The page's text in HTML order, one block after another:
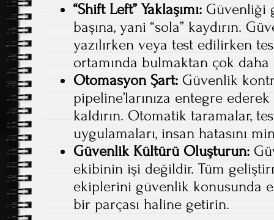
“Shift Left” Yaklaşımı: Güvenliği
başına, yani “sola” kaydırın.
yazılırken veya test edilirken
ortamında bulmaktan çok daha
Otomasyon Şart: Güvenlik
pipeline’larınıza entegre
kaldırın. Otomatik taramalar,
uygulamaları, insan hatasını
Güvenlik Kültürü Oluşturun:
ekibinin işi değildir. Tüm
ekiplerini güvenlik konusunda
bir parçası haline getirin.